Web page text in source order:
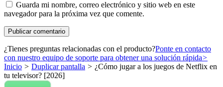
Guarda mi nombre, correo electrónico y sitio web en este
navegador para la próxima vez que comente.
¿Tienes preguntas relacionadas con el producto?Ponte en contacto
con nuestro equipo de soporte para obtener una solución rápida>
Inicio > Duplicar pantalla > ¿Cómo jugar a los juegos de Netflix en
tu televisor? [2026]